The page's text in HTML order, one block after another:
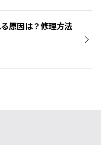
原因は？修理方法